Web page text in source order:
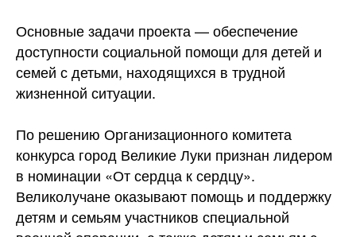
Основные задачи проекта — обеспечение
доступности социальной помощи для детей и
семей с детьми, находящихся в трудной
жизненной ситуации.
По решению Организационного комитета
конкурса город Великие Луки признан лидером
в номинации «От сердца к сердцу».
Великолучане оказывают помощь и поддержку
детям и семьям участников специальной